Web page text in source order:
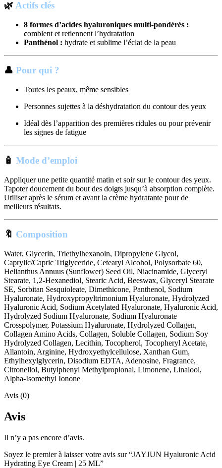
🌿 Actifs clés
8 formes d’acides hyaluroniques multi-pondérés :
comblent et retiennent l’hydratation
Panthénol : hydrate et sublime l’éclat de la peau
👤 Pour qui ?
Toutes les peaux, même sensibles
Personnes sujettes à la déshydratation du contour des yeux
Idéal dès l’apparition des premières ridules ou pour prévenir
les signes de fatigue
🧴 Mode d’emploi
Appliquer une petite quantité matin et soir sur le contour des yeux.
Tapoter doucement du bout des doigts jusqu’à absorption complète.
Utiliser après le sérum et avant la crème hydratante pour de
meilleurs résultats.
🔖 Composition
Water, Glycerin, Triethylhexanoin, Dipropylene Glycol,
Caprylic/Capric Triglyceride, Cetearyl Alcohol, Polysorbate 60,
Helianthus Annuus (Sunflower) Seed Oil, Niacinamide, Glyceryl
Stearate, 1,2-Hexanediol, Stearic Acid, Beeswax, Glyceryl Stearate
SE, Sorbitan Sesquioleate, Dimethicone, Panthenol, Sodium
Hyaluronate, Hydroxypropyltrimonium Hyaluronate, Hydrolyzed
Hyaluronic Acid, Sodium Acetylated Hyaluronate, Hyaluronic Acid,
Hydrolyzed Sodium Hyaluronate, Sodium Hyaluronate
Crosspolymer, Potassium Hyaluronate, Hydrolyzed Collagen,
Collagen Amino Acids, Collagen, Soluble Collagen, Sodium Soy
Hydrolyzed Collagen, Lecithin, Tocopherol, Tocopheryl Acetate,
Allantoin, Arginine, Hydroxyethylcellulose, Xanthan Gum,
Ethylhexylglycerin, Disodium EDTA, Adenosine, Fragrance,
Citronellol, Butylphenyl Methylpropional, Limonene, Linalool,
Alpha-Isomethyl Ionone
Avis (0)
Avis
Il n’y a pas encore d’avis.
Soyez le premier à laisser votre avis sur “JAYJUN Hyaluronic Acid
Hydrating Eye Cream | 25 ML”